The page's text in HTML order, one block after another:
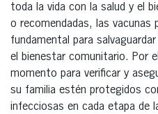
toda la vida con la salud y el
o recomendadas, las vacunas
fundamental para
el bienestar comunitario. Por
momento para verificar y
su familia estén protegidos
infecciosas en cada etapa de